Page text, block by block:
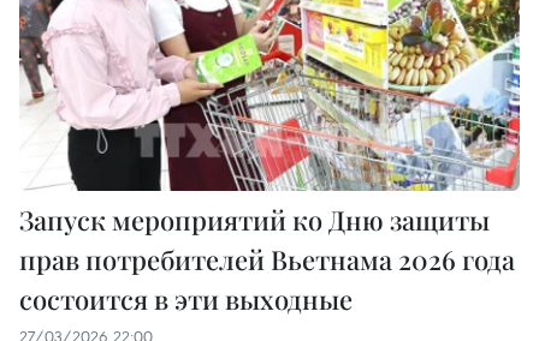
Запуск мероприятий ко Дню защиты
прав потребителей Вьетнама 2026 года
состоится в эти выходные
27/03/2026 22:00